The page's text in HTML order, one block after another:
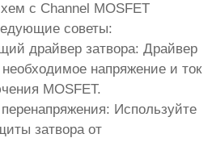
с Channel MOSFET
советы:
драйвер затвора: Драйвер
необходимое напряжение и ток
MOSFET.
Используйте
затвора от